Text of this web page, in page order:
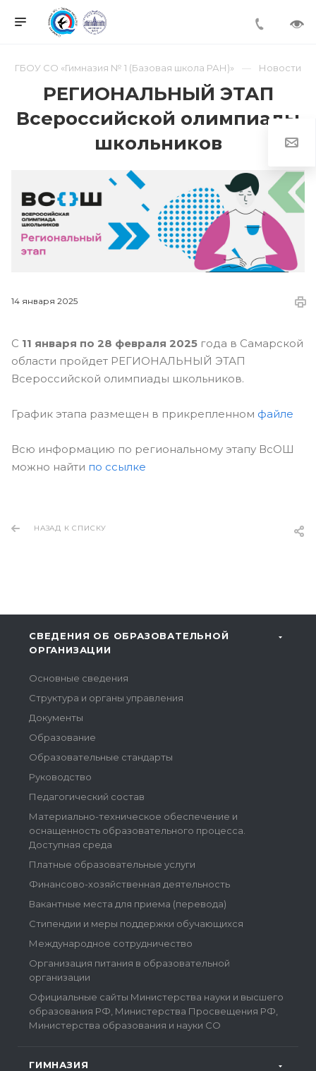
ГБОУ СО «Гимназия № 1 (Базовая школа РАН)» Новости
РЕГИОНАЛЬНЫЙ ЭТАП
Всероссийской олимпиады
школьников
14 января 2025
С 11 января по 28 февраля 2025 года в Самарской
области пройдет РЕГИОНАЛЬНЫЙ ЭТАП
Всероссийской олимпиады школьников.
График этапа размещен в прикрепленном файле
Всю информацию по региональному этапу ВсОШ
можно найти по ссылке
НАЗАД К СПИСКУ
СВЕДЕНИЯ ОБ ОБРАЗОВАТЕЛЬНОЙ
ОРГАНИЗАЦИИ
Основные сведения
Структура и органы управления
Документы
Образование
Образовательные стандарты
Руководство
Педагогический состав
Материально-техническое обеспечение и
оснащенность образовательного процесса.
Доступная среда
Платные образовательные услуги
Финансово-хозяйственная деятельность
Вакантные места для приема (перевода)
Стипендии и меры поддержки обучающихся
Международное сотрудничество
Организация питания в образовательной
организации
Официальные сайты Министерства науки и высшего
образования РФ, Министерства Просвещения РФ,
Министерства образования и науки СО
ГИМНАЗИЯ